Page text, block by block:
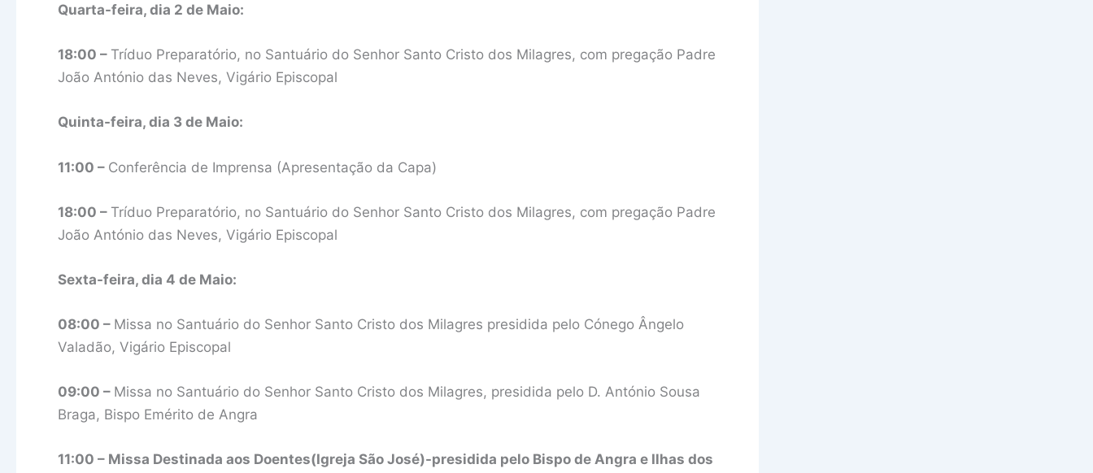
Quarta-feira, dia 2 de Maio:
18:00 – Tríduo Preparatório, no Santuário do Senhor Santo Cristo dos Milagres, com pregação Padre
João António das Neves, Vigário Episcopal
Quinta-feira, dia 3 de Maio:
11:00 – Conferência de Imprensa (Apresentação da Capa)
18:00 – Tríduo Preparatório, no Santuário do Senhor Santo Cristo dos Milagres, com pregação Padre
João António das Neves, Vigário Episcopal
Sexta-feira, dia 4 de Maio:
08:00 – Missa no Santuário do Senhor Santo Cristo dos Milagres presidida pelo Cónego Ângelo
Valadão, Vigário Episcopal
09:00 – Missa no Santuário do Senhor Santo Cristo dos Milagres, presidida pelo D. António Sousa
Braga, Bispo Emérito de Angra
11:00 – Missa Destinada aos Doentes(Igreja São José)-presidida pelo Bispo de Angra e Ilhas dos